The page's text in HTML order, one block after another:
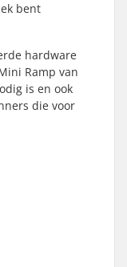
bent
hardware
Ramp van
is en ook
die voor